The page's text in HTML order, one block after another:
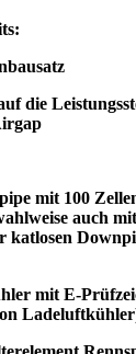
die
mit 100
auch
katlosen
mit E-